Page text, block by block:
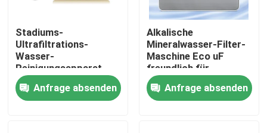
Über uns
Fabrik-Ausflug
Stadiums-
Ultrafiltrations-
Wasser-
Reinigungsapparat
des langlebigen Gutes
5, alkalische Wasser-
Filter-Maschine
Anfrage absenden
Alkalische
Mineralwasser-Filter-
Maschine Eco uF
freundlich für
Ausgangs-/Restaurant-
Gebrauch
Anfrage absenden